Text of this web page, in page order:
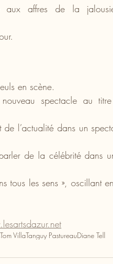
affres de la
en scène.
spectacle au titre
l’actualité dans un
de la célébrité dans
tous les sens », oscillant
Tom VillaTanguy PastureauDiane Tell